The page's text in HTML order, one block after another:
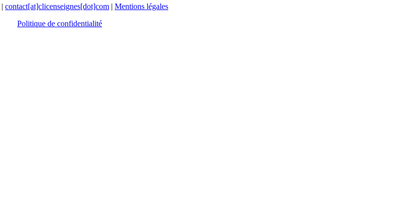
| contact[at]clicenseignes[dot]com | Mentions légales
Politique de confidentialité